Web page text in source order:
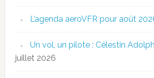
L’agenda aeroVFR pour août
Un vol, un pilote : Célestin
juillet 2026